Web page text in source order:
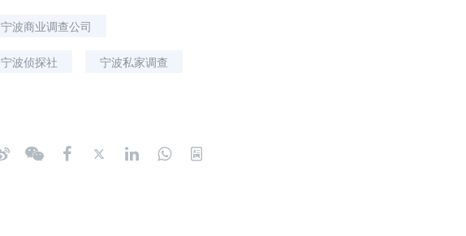
宁波商业调查公司
宁波侦探社 宁波私家调查